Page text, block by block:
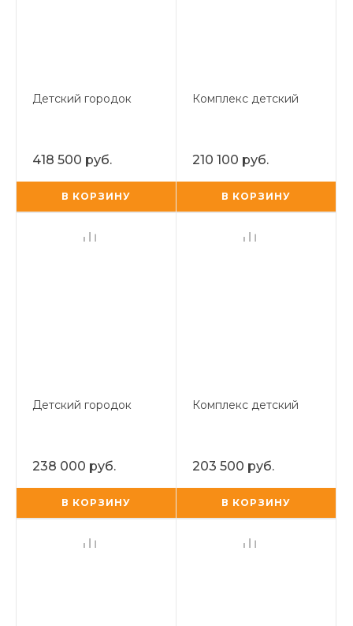
Детский городок
418 500 руб.
В КОРЗИНУ
Комплекс детский
210 100 руб.
В КОРЗИНУ
Детский городок
238 000 руб.
В КОРЗИНУ
Комплекс детский
203 500 руб.
В КОРЗИНУ